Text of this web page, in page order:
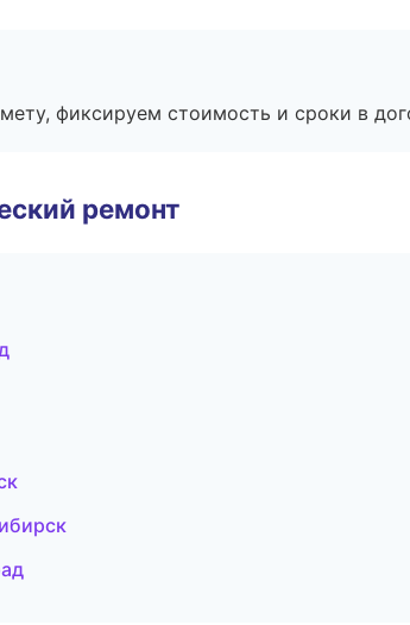
фиксируем стоимость и сроки в
ремонт